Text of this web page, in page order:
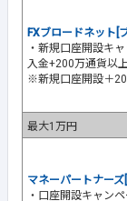
FXブロードネット[
・新規口座開設キ
入金+200万通貨以
※新規口座開設＋
最大1万円
マネーパートナーズ
・口座開設キャン